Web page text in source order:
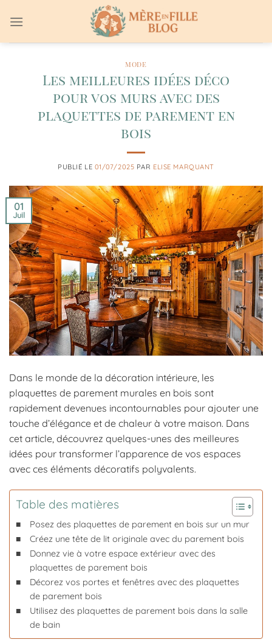
au
MODE
Les meilleures idées déco
pour vos murs avec des
plaquettes de parement en
bois
PUBLIÉ LE 01/07/2025 PAR ELISE MARQUANT
01
Juil
Dans le monde de la décoration intérieure, les
plaquettes de parement murales en bois sont
rapidement devenues incontournables pour ajouter une
touche d’élégance et de chaleur à votre maison. Dans
cet article, découvrez quelques-unes des meilleures
idées pour transformer l’apparence de vos espaces
avec ces éléments décoratifs polyvalents.
Table des matières
Posez des plaquettes de parement en bois sur un mur
Créez une tête de lit originale avec du parement bois
Donnez vie à votre espace extérieur avec des
plaquettes de parement bois
Décorez vos portes et fenêtres avec des plaquettes
de parement bois
Utilisez des plaquettes de parement bois dans la salle
de bain